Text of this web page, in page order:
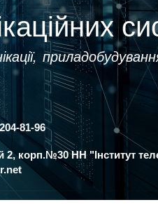
81-96
2, корп.№30 НН "Інститут